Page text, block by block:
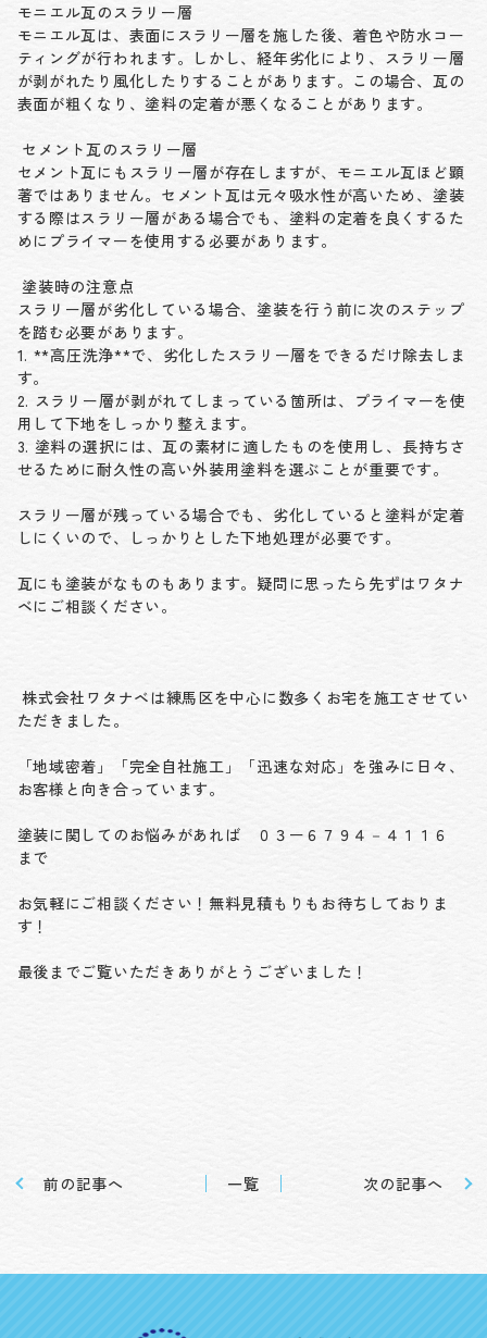
モニエル瓦のスラリー層
モニエル瓦は、表面にスラリー層を施した後、着色や防水コー
ティングが行われます。しかし、経年劣化により、スラリー層
が剥がれたり風化したりすることがあります。この場合、瓦の
表面が粗くなり、塗料の定着が悪くなることがあります。
セメント瓦のスラリー層
セメント瓦にもスラリー層が存在しますが、モニエル瓦ほど顕
著ではありません。セメント瓦は元々吸水性が高いため、塗装
する際はスラリー層がある場合でも、塗料の定着を良くするた
めにプライマーを使用する必要があります。
塗装時の注意点
スラリー層が劣化している場合、塗装を行う前に次のステップ
を踏む必要があります。
1. **高圧洗浄**で、劣化したスラリー層をできるだけ除去しま
す。
2. スラリー層が剥がれてしまっている箇所は、プライマーを使
用して下地をしっかり整えます。
3. 塗料の選択には、瓦の素材に適したものを使用し、長持ちさ
せるために耐久性の高い外装用塗料を選ぶことが重要です。
スラリー層が残っている場合でも、劣化していると塗料が定着
しにくいので、しっかりとした下地処理が必要です。
瓦にも塗装がなものもあります。疑問に思ったら先ずはワタナ
ベにご相談ください。
株式会社ワタナベは練馬区を中心に数多くお宅を施工させてい
ただきました。
「地域密着」「完全自社施工」「迅速な対応」を強みに日々、
お客様と向き合っています。
塗装に関してのお悩みがあれば ０３ー６７９４－４１１６
まで
お気軽にご相談ください！無料見積もりもお待ちしておりま
す！
最後までご覧いただきありがとうございました！
前の記事へ 一覧 次の記事へ